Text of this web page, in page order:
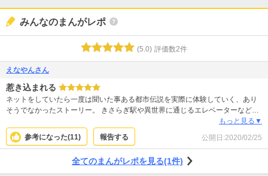
みんなのまんがレポ
(5.0) 評価数2件
えなやんさん
惹き込まれる
ネットをしていたら一度は聞いた事ある都市伝説を実際に体験していく、あり
そうでなかったストーリー。 きさらぎ駅や異世界に通じるエレベーターなど、
学生時代に見聞きしたものが作品中に出てきて、初めて読む作品なのに懐かし
さもあり、とっても楽しく読めました。 ミステリーホラージャンルなので夜中
に読むと夢に出てきそう…という恐怖さはありますが、怖さよりも読みやすさ
もっと見る▼
参考になった(11) 報告する 公開日:2020/02/25
全てのまんがレポを見る(1件)